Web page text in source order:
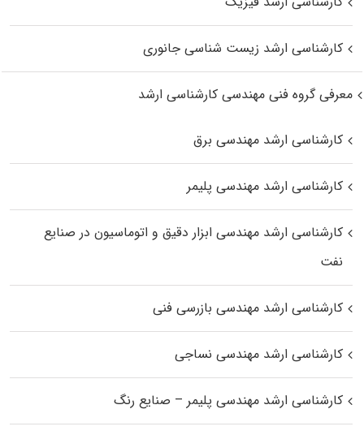
کارشناسی ارشد زیست‌ شناسی جانوری
معرفی گروه فنی مهندسی کارشناسی ارشد
کارشناسی ارشد مهندسی برق
کارشناسی ارشد مهندسی پلیمر
کارشناسی ارشد مهندسی ابزار دقیق و اتوماسیون در صنایع
نفت
کارشناسی ارشد مهندسی بازرسی فنی
کارشناسی ارشد مهندسی نساجی
کارشناسی ارشد مهندسی پلیمر – صنایع رنگ